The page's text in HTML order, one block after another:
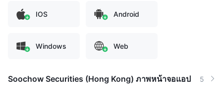
IOS Android
Windows Web
Soochow Securities (Hong Kong) ภาพหน้าจอแอป 5